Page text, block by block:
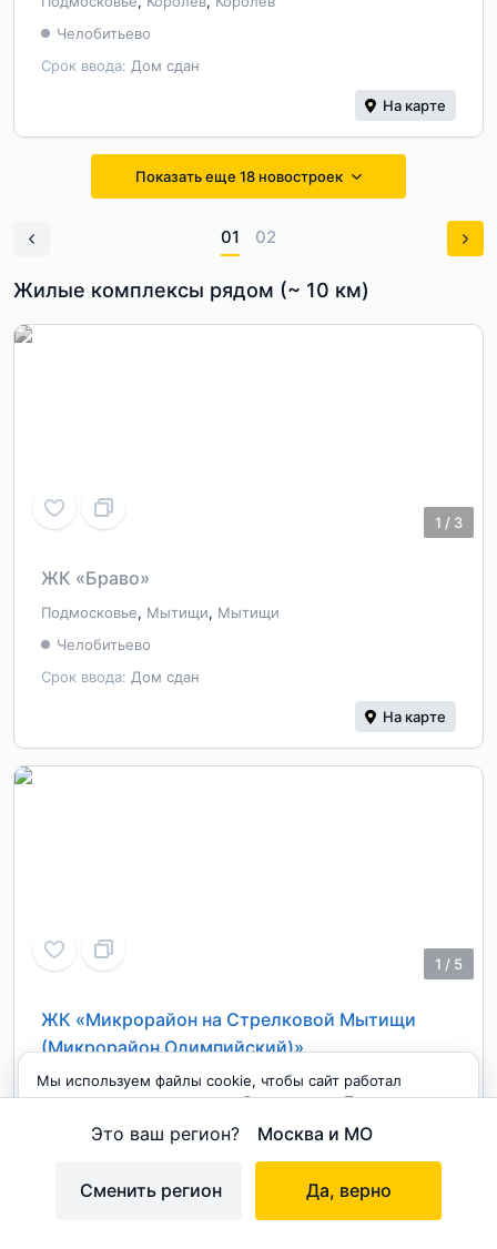
Это ваш регион? Москва и МО
Сменить регион Да, верно
на карте
Срок ввода: Дом сдан
Челобитьево
На карте
Показать еще 18 новостроек
01 02
Жилые комплексы рядом (~ 10 км)
1 / 3
ЖК «Браво»
Подмосковье, Мытищи, Мытищи
Срок ввода: Дом сдан
Челобитьево
На карте
1 / 5
ЖК «Микрорайон на Стрелковой Мытищи
(Микрорайон Олимпийский)»
Подмосковье,Мытищи,Мытищи
Мы используем файлы cookie, чтобы сайт работал
корректно и становился удобнее для вас. Продолжая
Принимаю